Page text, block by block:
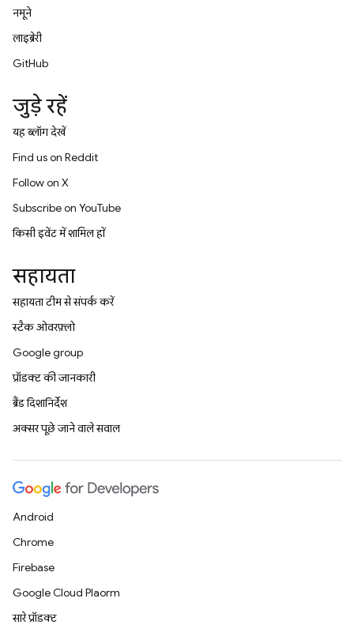
नमूने
लाइब्रेरी
GitHub
जुड़े रहें
यह ब्लॉग देखें
Find us on Reddit
Follow on X
Subscribe on YouTube
किसी इवेंट में शामिल हों
सहायता
सहायता टीम से संपर्क करें
स्टैक ओवरफ़्लो
Google group
प्रॉडक्ट की जानकारी
ब्रैंड दिशानिर्देश
अक्सर पूछे जाने वाले सवाल
Android
Chrome
Firebase
Google Cloud Platform
सारे प्रॉडक्ट